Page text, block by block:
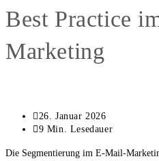
Best Practice
Marketing
Beitrag
zuletzt
am:
26. Januar 2026
Lesedauer:
9 Min. Lesedauer
Die Segmentierung im E-Mail-